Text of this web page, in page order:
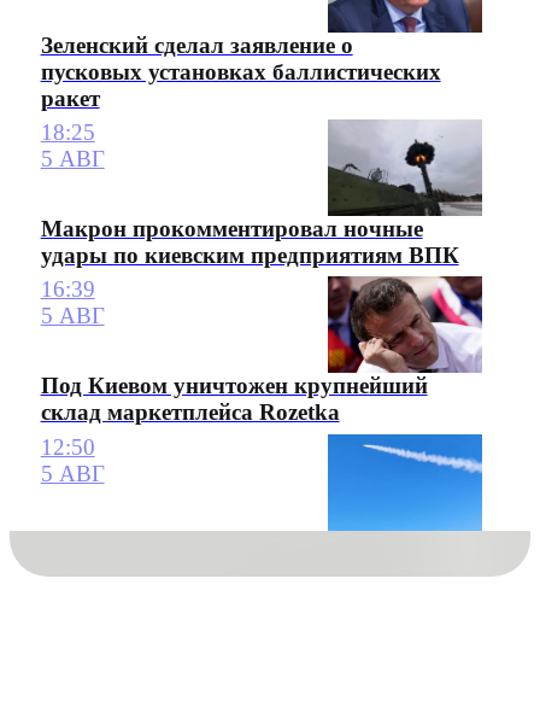
Зеленский сделал заявление о
пусковых установках баллистических
ракет
18:25
5 АВГ
Макрон прокомментировал ночные
удары по киевским предприятиям ВПК
16:39
5 АВГ
Под Киевом уничтожен крупнейший
склад маркетплейса Rozetka
12:50
5 АВГ